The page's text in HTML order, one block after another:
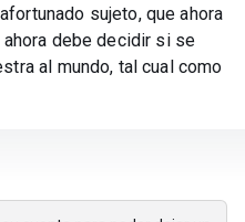
sujeto, que ahora
debe decidir si se
al mundo, tal cual como